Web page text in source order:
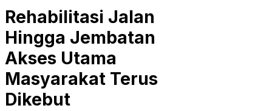
Rehabilitasi Jalan
Hingga Jembatan
Akses Utama
Masyarakat Terus
Dikebut